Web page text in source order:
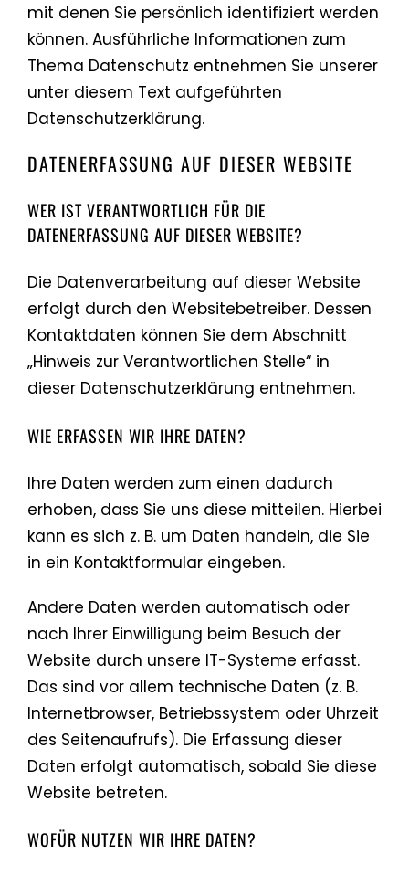
mit denen Sie persönlich identifiziert werden
können. Ausführliche Informationen zum
Thema Datenschutz entnehmen Sie unserer
unter diesem Text aufgeführten
Datenschutzerklärung.
DATENERFASSUNG AUF DIESER WEBSITE
WER IST VERANTWORTLICH FÜR DIE
DATENERFASSUNG AUF DIESER WEBSITE?
Die Datenverarbeitung auf dieser Website
erfolgt durch den Websitebetreiber. Dessen
Kontaktdaten können Sie dem Abschnitt
„Hinweis zur Verantwortlichen Stelle“ in
dieser Datenschutzerklärung entnehmen.
WIE ERFASSEN WIR IHRE DATEN?
Ihre Daten werden zum einen dadurch
erhoben, dass Sie uns diese mitteilen. Hierbei
kann es sich z. B. um Daten handeln, die Sie
in ein Kontaktformular eingeben.
Andere Daten werden automatisch oder
nach Ihrer Einwilligung beim Besuch der
Website durch unsere IT-Systeme erfasst.
Das sind vor allem technische Daten (z. B.
Internetbrowser, Betriebssystem oder Uhrzeit
des Seitenaufrufs). Die Erfassung dieser
Daten erfolgt automatisch, sobald Sie diese
Website betreten.
WOFÜR NUTZEN WIR IHRE DATEN?